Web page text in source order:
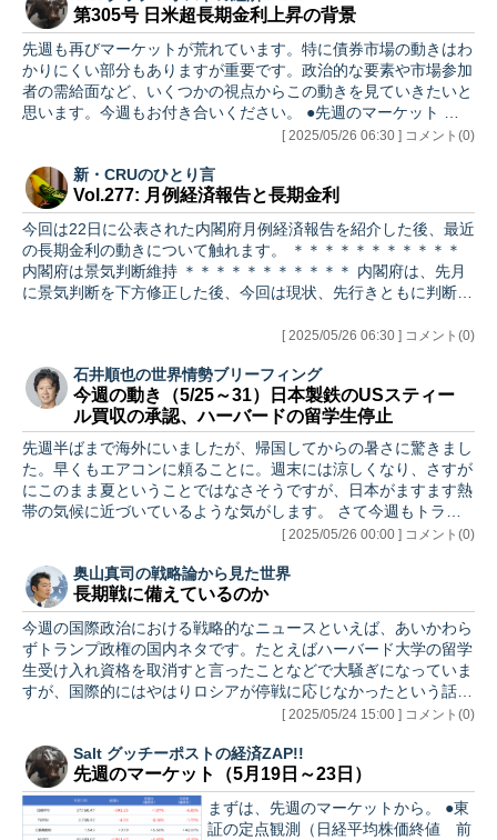
第305号 日米超長期金利上昇の背景
先週も再びマーケットが荒れています。特に債券市場の動きはわ
かりにくい部分もありますが重要です。政治的な要素や市場参加
者の需給面など、いくつかの視点からこの動きを見ていきたいと
思います。今週もお付き合いください。 ●先週のマーケット ・石
[ 2025/05/26 06:30 ] コメント(0)
新・CRUのひとり言
Vol.277: 月例経済報告と長期金利
今回は22日に公表された内閣府月例経済報告を紹介した後、最近
の長期金利の動きについて触れます。 ＊＊＊＊＊＊＊＊＊＊＊
内閣府は景気判断維持 ＊＊＊＊＊＊＊＊＊＊＊ 内閣府は、先月
に景気判断を下方修正した後、今回は現状、先行きともに判断…
[ 2025/05/26 06:30 ] コメント(0)
石井順也の世界情勢ブリーフィング
今週の動き（5/25～31）日本製鉄のUSスティー
ル買収の承認、ハーバードの留学生停止
先週半ばまで海外にいましたが、帰国してからの暑さに驚きまし
た。早くもエアコンに頼ることに。週末には涼しくなり、さすが
にこのまま夏ということではなさそうですが、日本がますます熱
帯の気候に近づいているような気がします。 さて今週もトラン
[ 2025/05/26 00:00 ] コメント(0)
奥山真司の戦略論から見た世界
長期戦に備えているのか
今週の国際政治における戦略的なニュースといえば、あいかわら
ずトランプ政権の国内ネタです。たとえばハーバード大学の留学
生受け入れ資格を取消すと言ったことなどで大騒ぎになっていま
すが、国際的にはやはりロシアが停戦に応じなかったという話が
[ 2025/05/24 15:00 ] コメント(0)
Salt グッチーポストの経済ZAP!!
先週のマーケット（5月19日～23日）
まずは、先週のマーケットから。 ●東
証の定点観測（日経平均株価終値 前